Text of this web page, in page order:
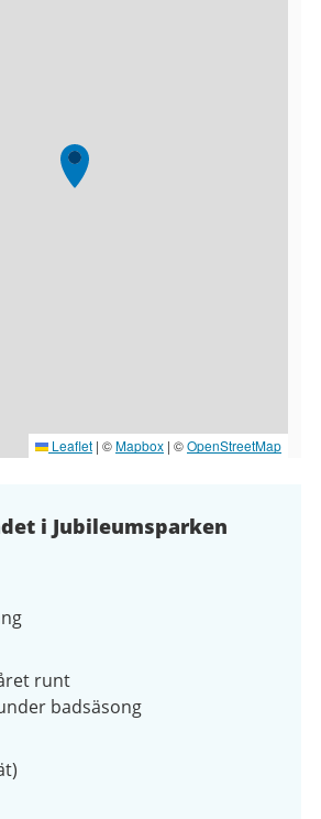
Leaflet | ©Mapbox | ©OpenStreetMap
i Jubileumsparken
runt
badsäsong